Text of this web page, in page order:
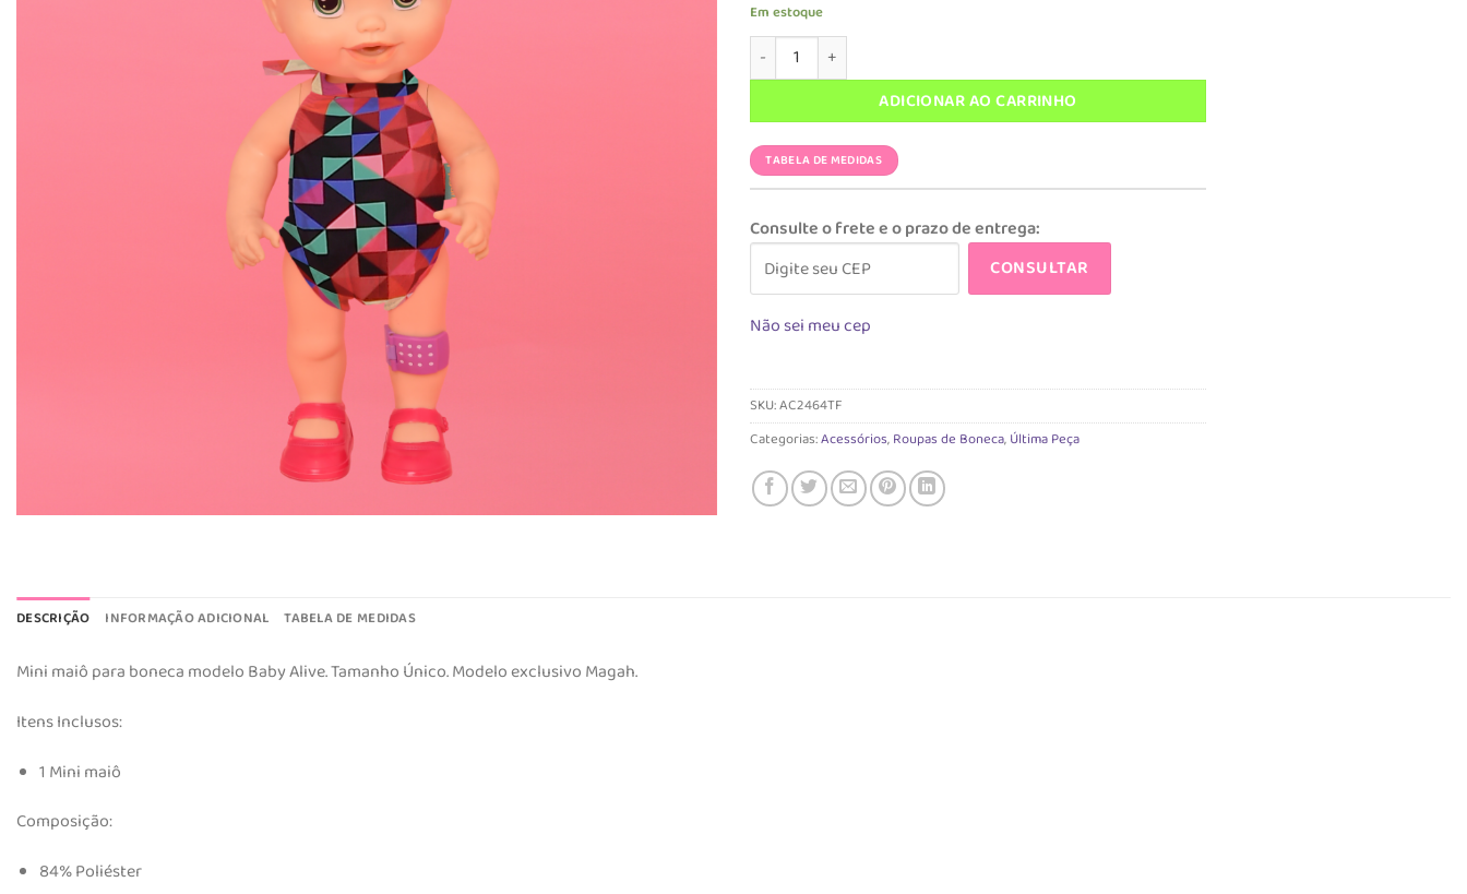
R$ 38,90.R$ 9,90.
Em estoque
Acessório Magah Infantil Maiô Baby Alive Triângulo F quantidade
ADICIONAR AO CARRINHO
TABELA DE MEDIDAS
Consulte o frete e o prazo de entrega:
CONSULTAR
Não sei meu cep
SKU:AC2464TF
Categorias:Acessórios,Roupas de Boneca,Última Peça
DESCRIÇÃO INFORMAÇÃO ADICIONAL TABELA DE MEDIDAS
Mini maiô para boneca modelo Baby Alive. Tamanho Único. Modelo exclusivo Magah.
Itens Inclusos:
1 Mini maiô
Composição:
84% Poliéster